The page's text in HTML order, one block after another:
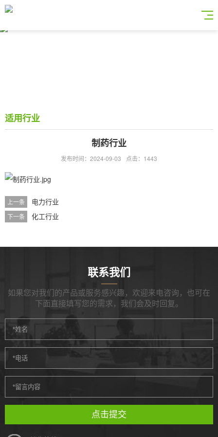
适用行业
制药行业
发布时间：2024-09-03 点击：1443
上一条 电力行业
下一条 化工行业
联系我们
如果您对我们的产品或服务感兴趣，欢迎来电咨询，也可在
下面直接填写您的需求，我们会及时回复。
点击提交